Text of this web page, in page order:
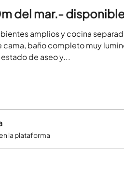
del mar.-
amplios y cocina
cama, baño completo muy
de aseo y...
la plataforma